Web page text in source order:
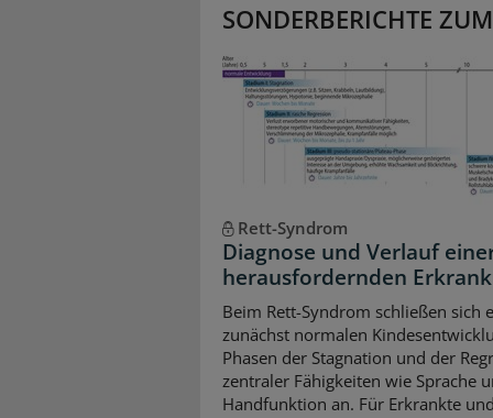
SONDERBERICHTE
Rett-Syndrom
Diagnose und Verlauf
herausfordernden
Beim Rett-Syndrom schließen sich
zunächst normalen
Phasen der Stagnation und der
zentraler Fähigkeiten wie Sprache
Handfunktion an. Für Erkrankte